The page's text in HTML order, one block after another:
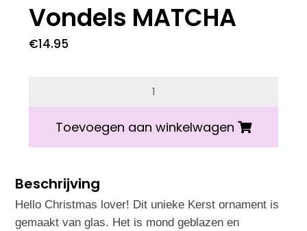
Vondels MATCHA
€14.95
Vondels MATCHA aantal
Toevoegen aan winkelwagen
Beschrijving
Hello Christmas lover! Dit unieke Kerst ornament is
gemaakt van glas. Het is mond geblazen en